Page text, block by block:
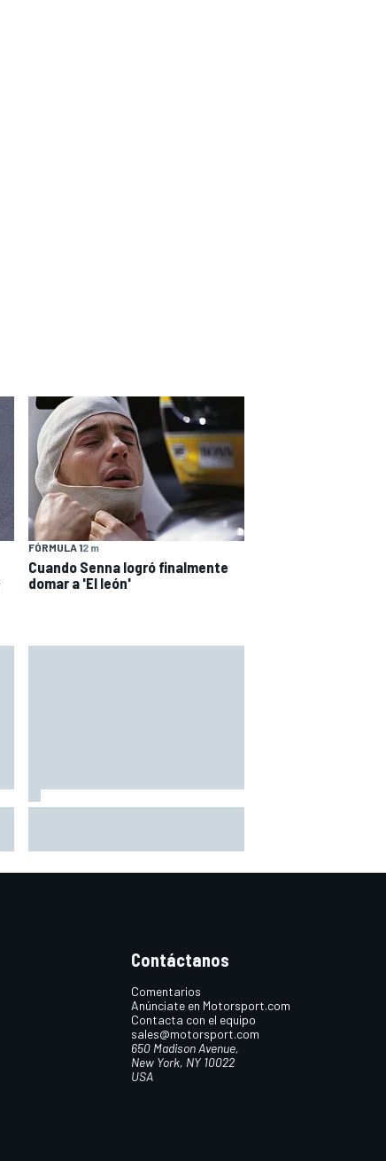
FÓRMULA 12 m
Cuando Senna logró finalmente
domar a 'El león'
escultura sobre ruedas
Contáctanos
Comentarios
Anúnciate en Motorsport.com
Contacta con el equipo
sales@motorsport.com
650 Madison Avenue,
New York, NY 10022
USA